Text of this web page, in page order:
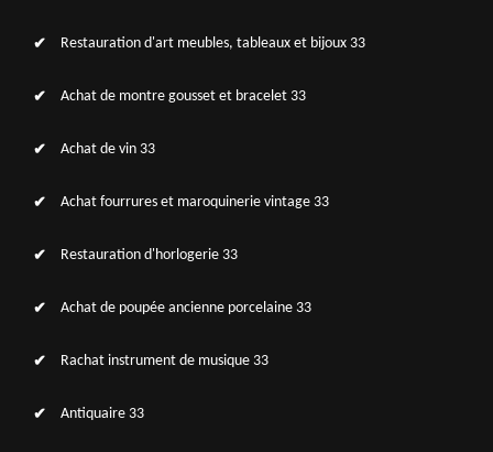
Restauration d'art meubles, tableaux et bijoux 33
Achat de montre gousset et bracelet 33
Achat de vin 33
Achat fourrures et maroquinerie vintage 33
Restauration d'horlogerie 33
Achat de poupée ancienne porcelaine 33
Rachat instrument de musique 33
Antiquaire 33